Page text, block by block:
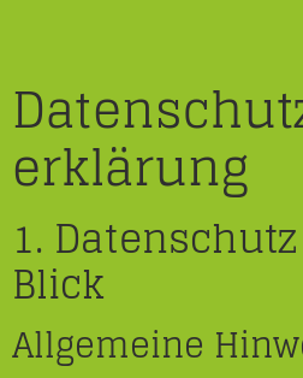
erklärung
1.
Blick
Allgemeine